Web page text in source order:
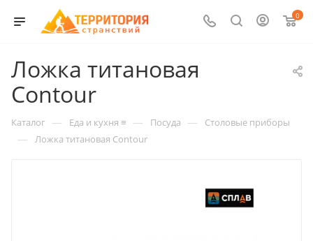
0
Ложка титановая
Contour
Каталог — Еда и кухня ≡ — Посуда — Столовые приборы
— Ложка титановая Contour